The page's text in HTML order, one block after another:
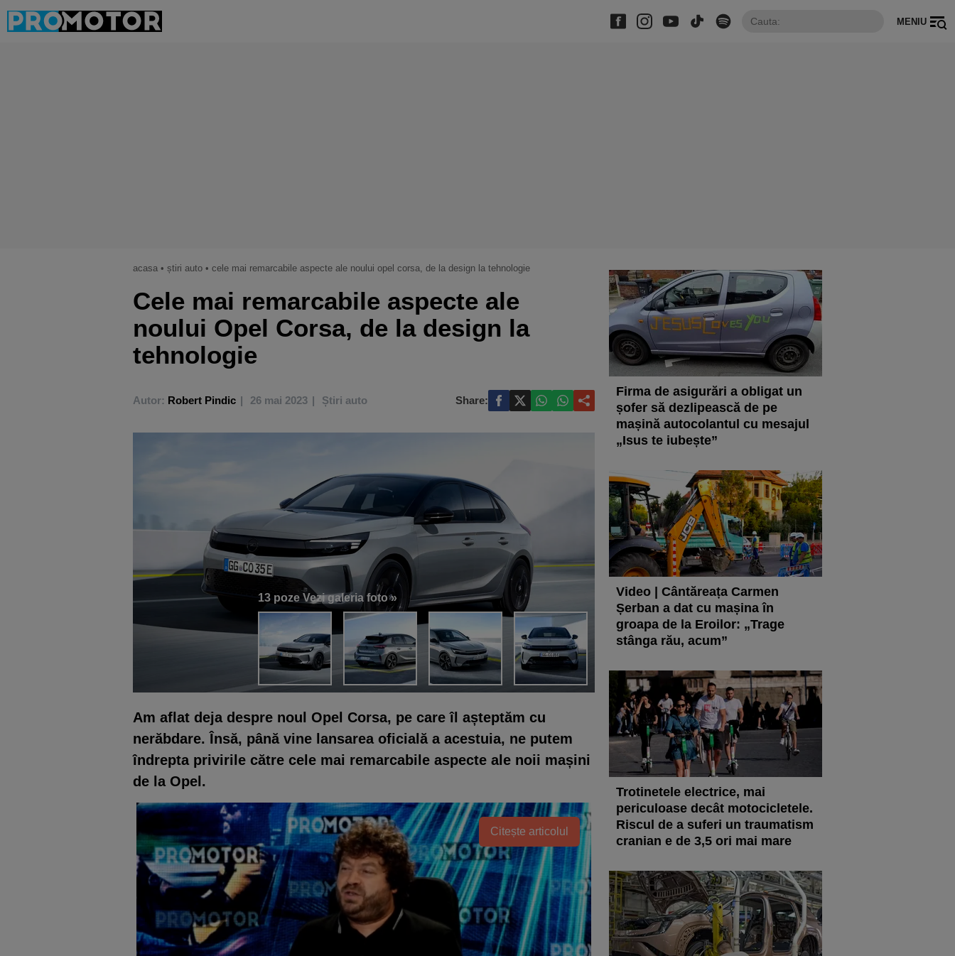
MENIU
acasa • știri auto • cele mai remarcabile aspecte ale noului opel corsa, de la design la tehnologie
Cele mai remarcabile aspecte ale
noului Opel Corsa, de la design la
tehnologie
Autor: Robert Pindic 26 mai 2023 Știri auto Share:
13 poze Vezi galeria foto »
Am aflat deja despre noul Opel Corsa, pe care îl așteptăm cu
nerăbdare. Însă, până vine lansarea oficială a acestuia, ne putem
îndrepta privirile către cele mai remarcabile aspecte ale noii mașini
de la Opel.
Citește articolul
Firma de asigurări a obligat un
șofer să dezlipească de pe
mașină autocolantul cu mesajul
„Isus te iubește”
Video | Cântăreața Carmen
Șerban a dat cu mașina în
groapa de la Eroilor: „Trage
stânga rău, acum”
Trotinetele electrice, mai
periculoase decât motocicletele.
Riscul de a suferi un traumatism
cranian e de 3,5 ori mai mare